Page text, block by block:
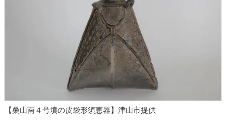
【桑山南４号墳の皮袋形須恵器】津山市提供